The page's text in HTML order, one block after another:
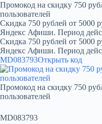
Промокод на скидку 750
пользователей
Скидка 750 рублей от 5000
Яндекс Афиши. Период
Скидка 750 рублей от 5000
Яндекс Афиши. Период
MD083793Открыть код
Промокод на скидку 750
пользователей
MD083793